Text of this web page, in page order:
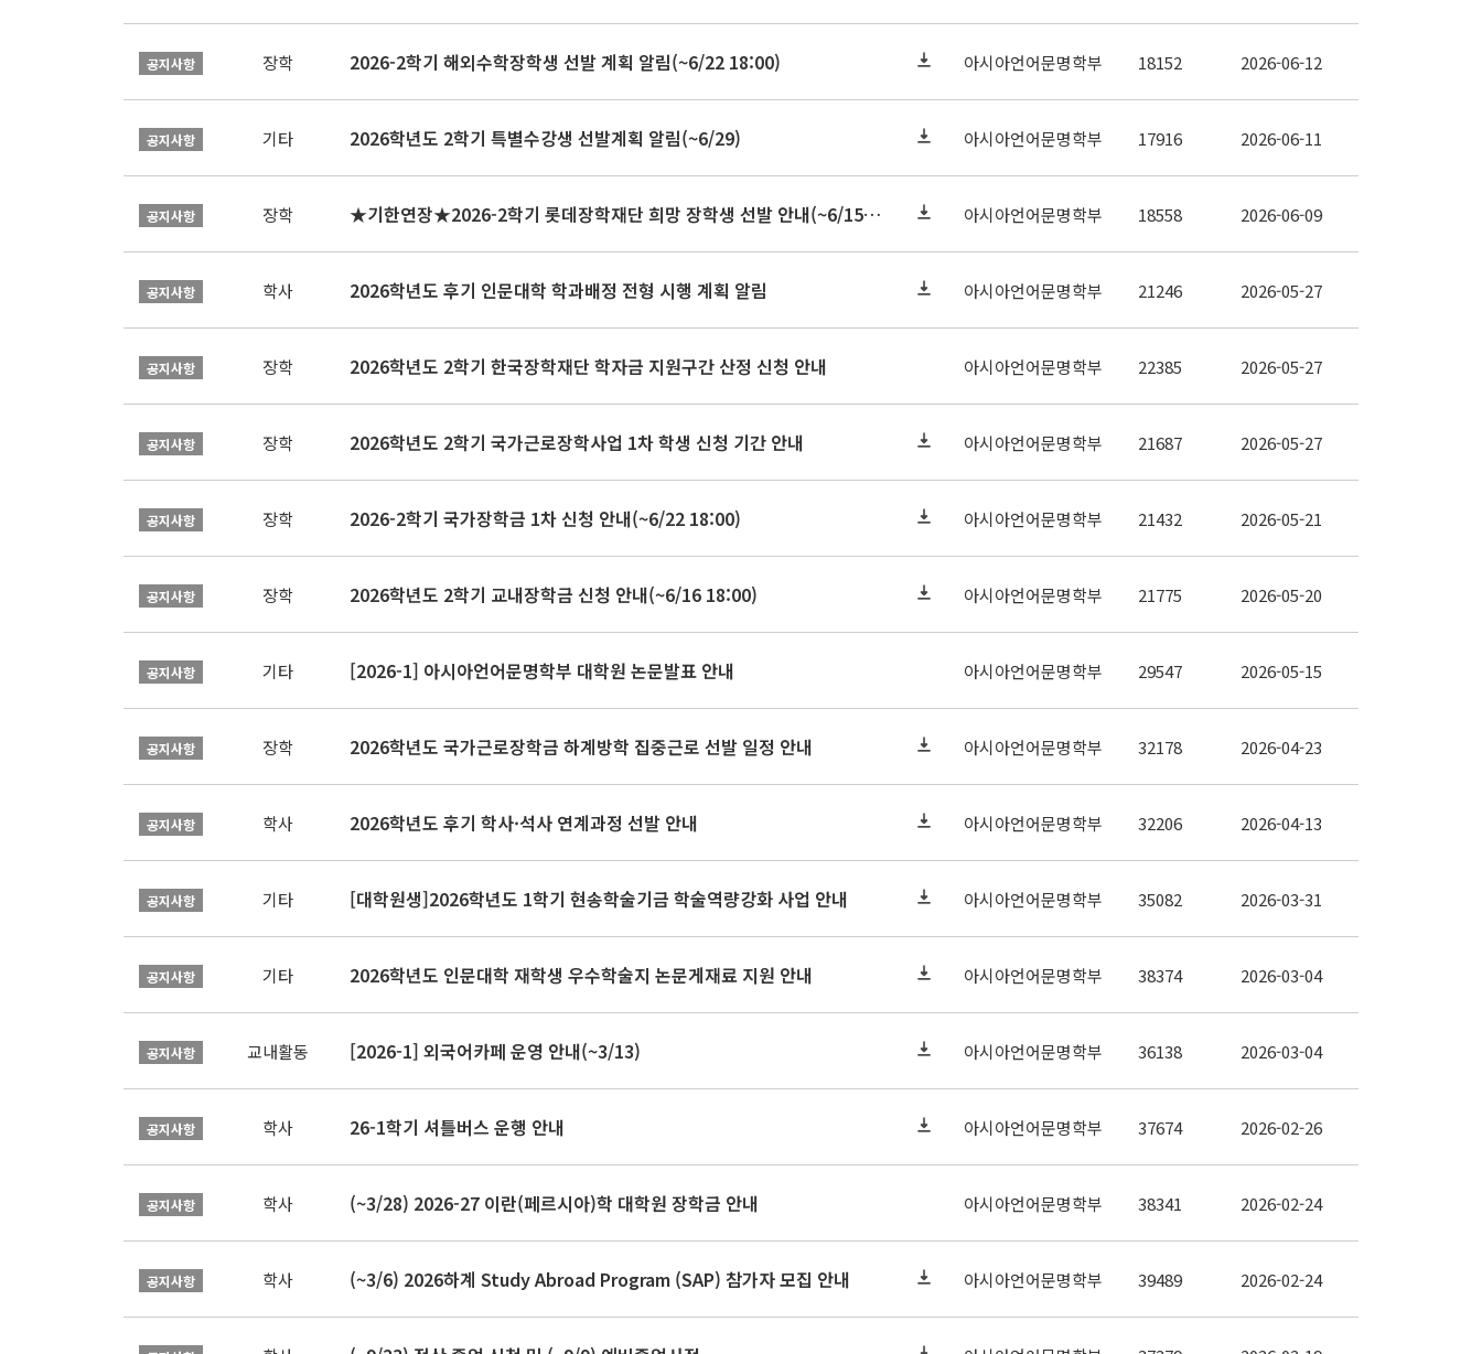
공지사항 장학 2026-2학기 해외수학장학생 선발 계획 알림(~6/22 18:00) 아시아언어문명학부 18152 2026-06-12
공지사항 기타 2026학년도 2학기 특별수강생 선발계획 알림(~6/29) 아시아언어문명학부 17916 2026-06-11
공지사항 장학 ★기한연장★2026-2학기 롯데장학재단 희망 장학생 선발 안내(~6/15 ~6/22 10:00)아시아언어문명학부 18558 2026-06-09
공지사항 학사 2026학년도 후기 인문대학 학과배정 전형 시행 계획 알림 아시아언어문명학부 21246 2026-05-27
공지사항 장학 2026학년도 2학기 한국장학재단 학자금 지원구간 산정 신청 안내 아시아언어문명학부 22385 2026-05-27
공지사항 장학 2026학년도 2학기 국가근로장학사업 1차 학생 신청 기간 안내 아시아언어문명학부 21687 2026-05-27
공지사항 장학 2026-2학기 국가장학금 1차 신청 안내(~6/22 18:00) 아시아언어문명학부 21432 2026-05-21
공지사항 장학 2026학년도 2학기 교내장학금 신청 안내(~6/16 18:00) 아시아언어문명학부 21775 2026-05-20
공지사항 기타 [2026-1] 아시아언어문명학부 대학원 논문발표 안내 아시아언어문명학부 29547 2026-05-15
공지사항 장학 2026학년도 국가근로장학금 하계방학 집중근로 선발 일정 안내 아시아언어문명학부 32178 2026-04-23
공지사항 학사 2026학년도 후기 학사·석사 연계과정 선발 안내 아시아언어문명학부 32206 2026-04-13
공지사항 기타 [대학원생]2026학년도 1학기 현송학술기금 학술역량강화 사업 안내 아시아언어문명학부 35082 2026-03-31
공지사항 기타 2026학년도 인문대학 재학생 우수학술지 논문게재료 지원 안내 아시아언어문명학부 38374 2026-03-04
공지사항 교내활동 [2026-1] 외국어카페 운영 안내(~3/13) 아시아언어문명학부 36138 2026-03-04
공지사항 학사 26-1학기 셔틀버스 운행 안내 아시아언어문명학부 37674 2026-02-26
공지사항 학사 (~3/28) 2026-27 이란(페르시아)학 대학원 장학금 안내 아시아언어문명학부 38341 2026-02-24
공지사항 학사 (~3/6) 2026하계 Study Abroad Program (SAP) 참가자 모집 안내 아시아언어문명학부 39489 2026-02-24